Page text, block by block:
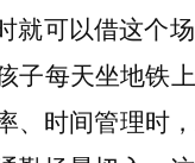
就可以借这个
子每天坐地铁
、时间管理时